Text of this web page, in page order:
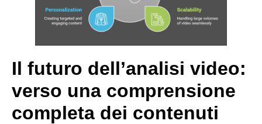
Il futuro dell’analisi video:
verso una comprensione
completa dei contenuti